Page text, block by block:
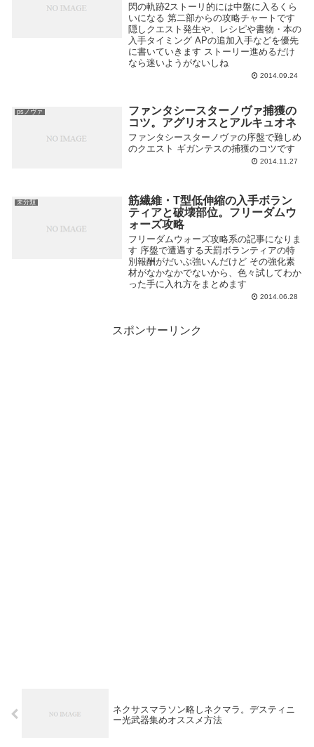
閃の軌跡2ストーリ的には中盤に入るくら
いになる 第二部からの攻略チャートです
隠しクエスト発生や、レシピや書物・本の
入手タイミング APの追加入手などを優先
に書いていきます ストーリー進めるだけ
なら迷いようがないしね
2014.09.24
psノヴァ
ファンタシースターノヴァ捕獲の
コツ。アグリオスとアルキュオネ
ファンタシースターノヴァの序盤で難しめ
のクエスト ギガンテスの捕獲のコツです
2014.11.27
未分類
筋繊維・T型低伸縮の入手ボラン
ティアと破壊部位。フリーダムウ
ォーズ攻略
フリーダムウォーズ攻略系の記事になりま
す 序盤で遭遇する天罰ボランティアの特
別報酬がだいぶ強いんだけど その強化素
材がなかなかでないから、色々試してわか
った手に入れ方をまとめます
2014.06.28
スポンサーリンク
ネクサスマラソン略しネクマラ。デスティニ
ー光武器集めオススメ方法